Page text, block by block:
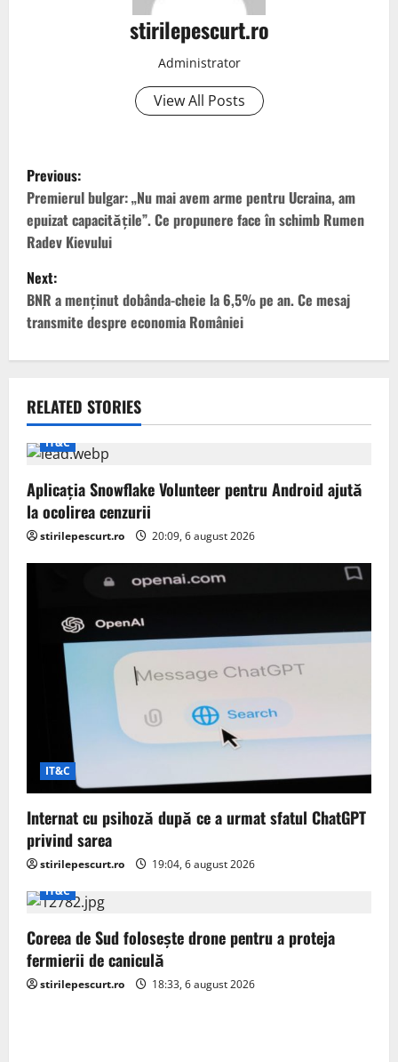
stirilepescurt.ro
Administrator
View All Posts
P
o
s
t
n
a
v
i
g
a
t
Previous:
Premierul bulgar: „Nu mai avem arme pentru Ucraina, am
epuizat capacitățile”. Ce propunere face în schimb Rumen
Radev Kievului
Next:
BNR a menținut dobânda-cheie la 6,5% pe an. Ce mesaj
transmite despre economia României
RELATED STORIES
IT&C
Aplicația Snowflake Volunteer pentru Android ajută
la ocolirea cenzurii
stirilepescurt.ro 20:09, 6 august 2026
IT&C
Internat cu psihoză după ce a urmat sfatul ChatGPT
privind sarea
stirilepescurt.ro
19:04, 6 august 2026
IT&C
Coreea de Sud folosește drone pentru a proteja
fermierii de caniculă
stirilepescurt.ro 18:33, 6 august 2026